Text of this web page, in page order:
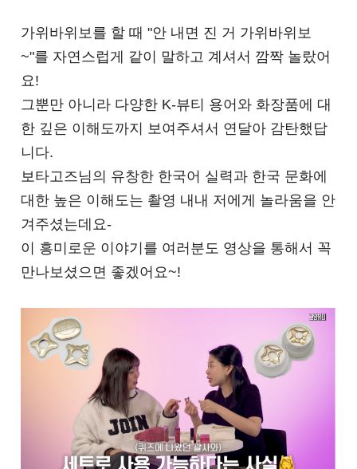
가위바위보를 할 때 "안 내면 진 거 가위바위보
~"를 자연스럽게 같이 말하고 계셔서 깜짝 놀랐어
요!
그뿐만 아니라 다양한 K-뷰티 용어와 화장품에 대
한 깊은 이해도까지 보여주셔서 연달아 감탄했답
니다.
보타고즈님의 유창한 한국어 실력과 한국 문화에
대한 높은 이해도는 촬영 내내 저에게 놀라움을 안
겨주셨는데요-
이 흥미로운 이야기를 여러분도 영상을 통해서 꼭
만나보셨으면 좋겠어요~!